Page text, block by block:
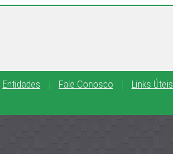
Entidades | Fale Conosco | Links Úteis